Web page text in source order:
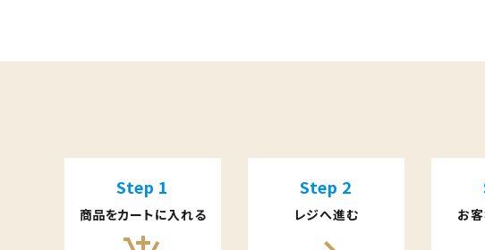
Step 1
商品をカートに入れる
Step 2
レジへ進む お